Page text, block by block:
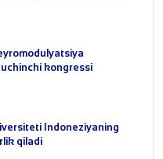
kongressi
Indoneziyaning
qiladi